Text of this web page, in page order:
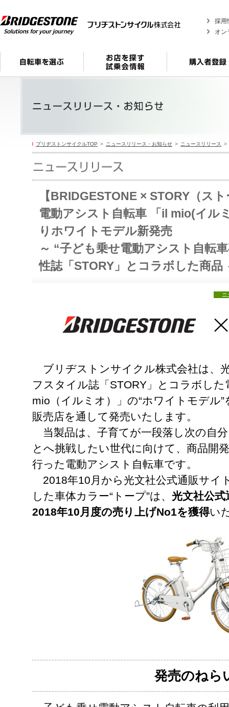
採用
オン
ブリヂストンサイクルTOP ニュースリリース・お知らせ ニュースリリース
【BRIDGESTONE × STORY（ス
電動アシスト自転車 「il mio(イル
りホワイトモデル新発売
～ “子ども乗せ電動アシスト自転
性誌「STORY」とコラボした商品
ブリヂストンサイクル株式会社は、
フスタイル誌「STORY」とコラボし
mio（イルミオ）」の“ホワイトモデル
販売店を通して発売いたします。
当製品は、子育てが一段落し次の自
とへ挑戦したい世代に向けて、商品開
行った電動アシスト自転車です。
2018年10月から光文社公式通販サイ
した車体カラー“トープ”は、 光文社公
2018年10月度の売り上げNo1を獲得い
発売のねら